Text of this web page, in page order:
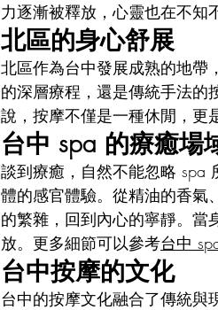
力逐漸被釋放，心靈也在不知
北區的身心舒展
北區作為台中發展成熟的地帶
的深層療程，還是傳統手法的
說，按摩不僅是一種休閒，更
台中 spa 的療癒場
談到療癒，自然不能忽略 spa
體的感官體驗。從精油的香氣
的繁雜，回到內心的寧靜。當
放。更多細節可以參考台中
台中按摩的文化
台中的按摩文化融合了傳統與